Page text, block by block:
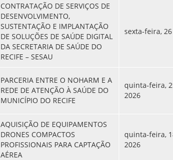
CONTRATAÇÃO DE SERVIÇOS DE
DESENVOLVIMENTO,
SUSTENTAÇÃO E IMPLANTAÇÃO
DE SOLUÇÕES DE SAÚDE DIGITAL
DA SECRETARIA DE SAÚDE DO
RECIFE – SESAU
sexta-feira,
PARCERIA ENTRE O NOHARM E A
REDE DE ATENÇÃO À SAÚDE DO
MUNICÍPIO DO RECIFE
quinta-feira,
2026
AQUISIÇÃO DE EQUIPAMENTOS
DRONES COMPACTOS
PROFISSIONAIS PARA CAPTAÇÃO
AÉREA
quinta-feira,
2026